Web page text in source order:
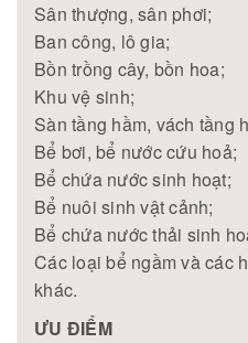
Sân thượng, sân phơi;
Ban công, lô gia;
Bồn trồng cây, bồn hoa;
Khu vệ sinh;
Sàn tầng hầm, vách tầng
Bể bơi, bể nước cứu hoả;
Bể chứa nước sinh hoạt;
Bể nuôi sinh vật cảnh;
Bể chứa nước thải sinh
Các loại bể ngầm và các
khác.
ƯU ĐIỂM